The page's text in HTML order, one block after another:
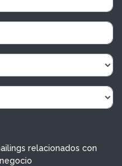
relacionados con